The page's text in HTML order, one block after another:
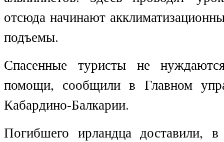
отсюда начинают
подъемы.
Спасенные туристы не
помощи, сообщили в Главном
Кабардино-Балкарии.
Погибшего ирландца доставили,